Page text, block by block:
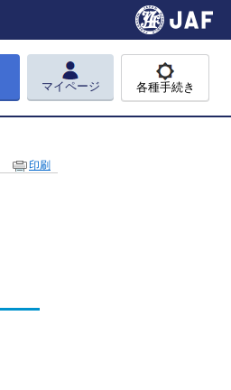
マイページ 各種手続き
印刷